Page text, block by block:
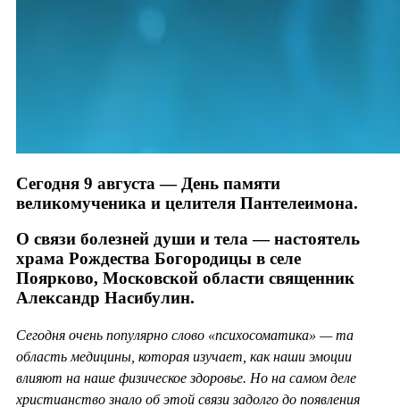
Сегодня 9 августа — День памяти
великомученика и целителя Пантелеимона.
О связи болезней души и тела — настоятель
храма Рождества Богородицы в селе
Поярково, Московской области священник
Александр Насибулин.
Сегодня очень популярно слово «психосоматика» — та
область медицины, которая изучает, как наши эмоции
влияют на наше физическое здоровье. Но на самом деле
христианство знало об этой связи задолго до появления